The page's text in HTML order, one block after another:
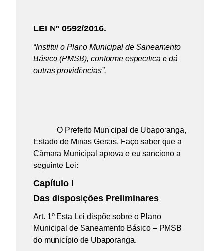
LEI Nº 0592/2016.
“Institui o Plano Municipal de Saneamento
Básico (PMSB), conforme especifica e dá
outras providências”.
O Prefeito Municipal de Ubaporanga,
Estado de Minas Gerais. Faço saber que a
Câmara Municipal aprova e eu sanciono a
seguinte Lei:
Capítulo I
Das disposições Preliminares
Art. 1º Esta Lei dispõe sobre o Plano
Municipal de Saneamento Básico – PMSB
do município de Ubaporanga.